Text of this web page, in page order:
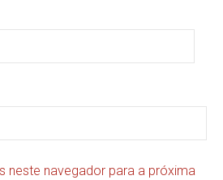
neste navegador para a próxima